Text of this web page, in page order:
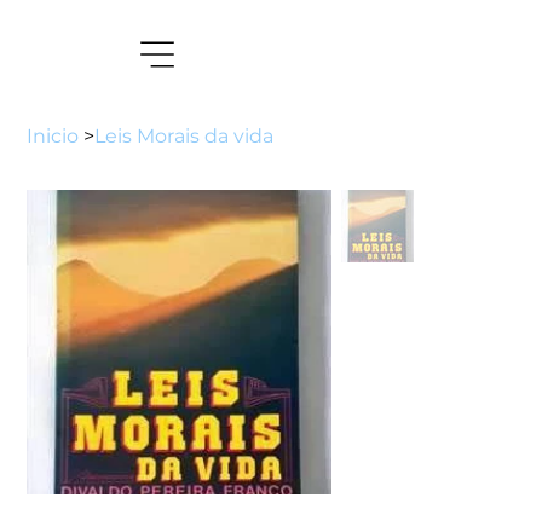
Inicio >Leis Morais da vida